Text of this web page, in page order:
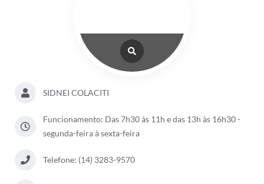
SIDNEI COLACITI
Funcionamento: Das 7h30 às 11h e das 13h às 16h30 -
segunda-feira à sexta-feira
Telefone: (14) 3283-9570